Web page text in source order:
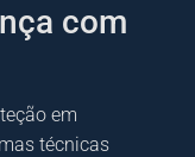
com
em
técnicas